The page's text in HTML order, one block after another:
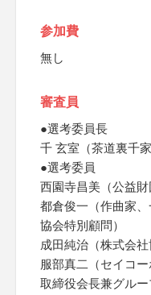
参加費
無し
審査員
●選考委員長
千 玄室（茶道裏千
●選考委員
西園寺昌美（公益財
都倉俊一（作曲家
協会特別顧問）
成田純治（株式会社
服部真二（セイコ
取締役会長兼グルー